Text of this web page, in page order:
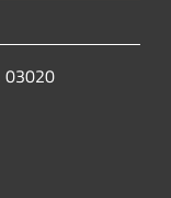
03020